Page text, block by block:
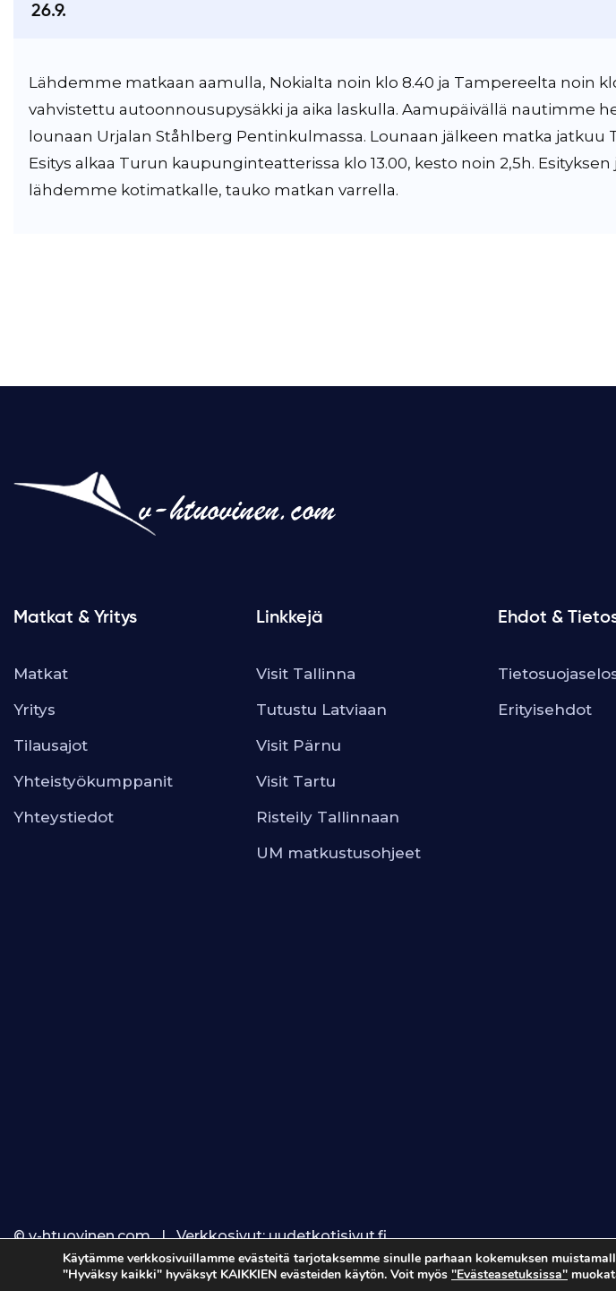
26.9.
Lähdemme matkaan aamulla, Nokialta noin klo 8.40 ja Tampereelta noin
vahvistettu autoonnousupysäkki ja aika laskulla. Aamupäivällä nautimme
lounaan Urjalan Ståhlberg Pentinkulmassa. Lounaan jälkeen matka jatkuu
Esitys alkaa Turun kaupunginteatterissa klo 13.00, kesto noin 2,5h. Esityksen
lähdemme kotimatkalle, tauko matkan varrella.
Matkat & Yritys
Matkat
Yritys
Tilausajot
Yhteistyökumppanit
Yhteystiedot
Linkkejä
Visit Tallinna
Tutustu Latviaan
Visit Pärnu
Visit Tartu
Risteily Tallinnaan
UM matkustusohjeet
Ehdot &
Erityisehdot
© v-htuovinen.com | Verkkosivut:uudetkotisivut.fi
Käytämme verkkosivuillamme evästeitä tarjotaksemme sinulle parhaan kokemuksen
"Hyväksy kaikki" hyväksyt KAIKKIEN evästeiden käytön. Voit myös "Evästeasetuksissa"